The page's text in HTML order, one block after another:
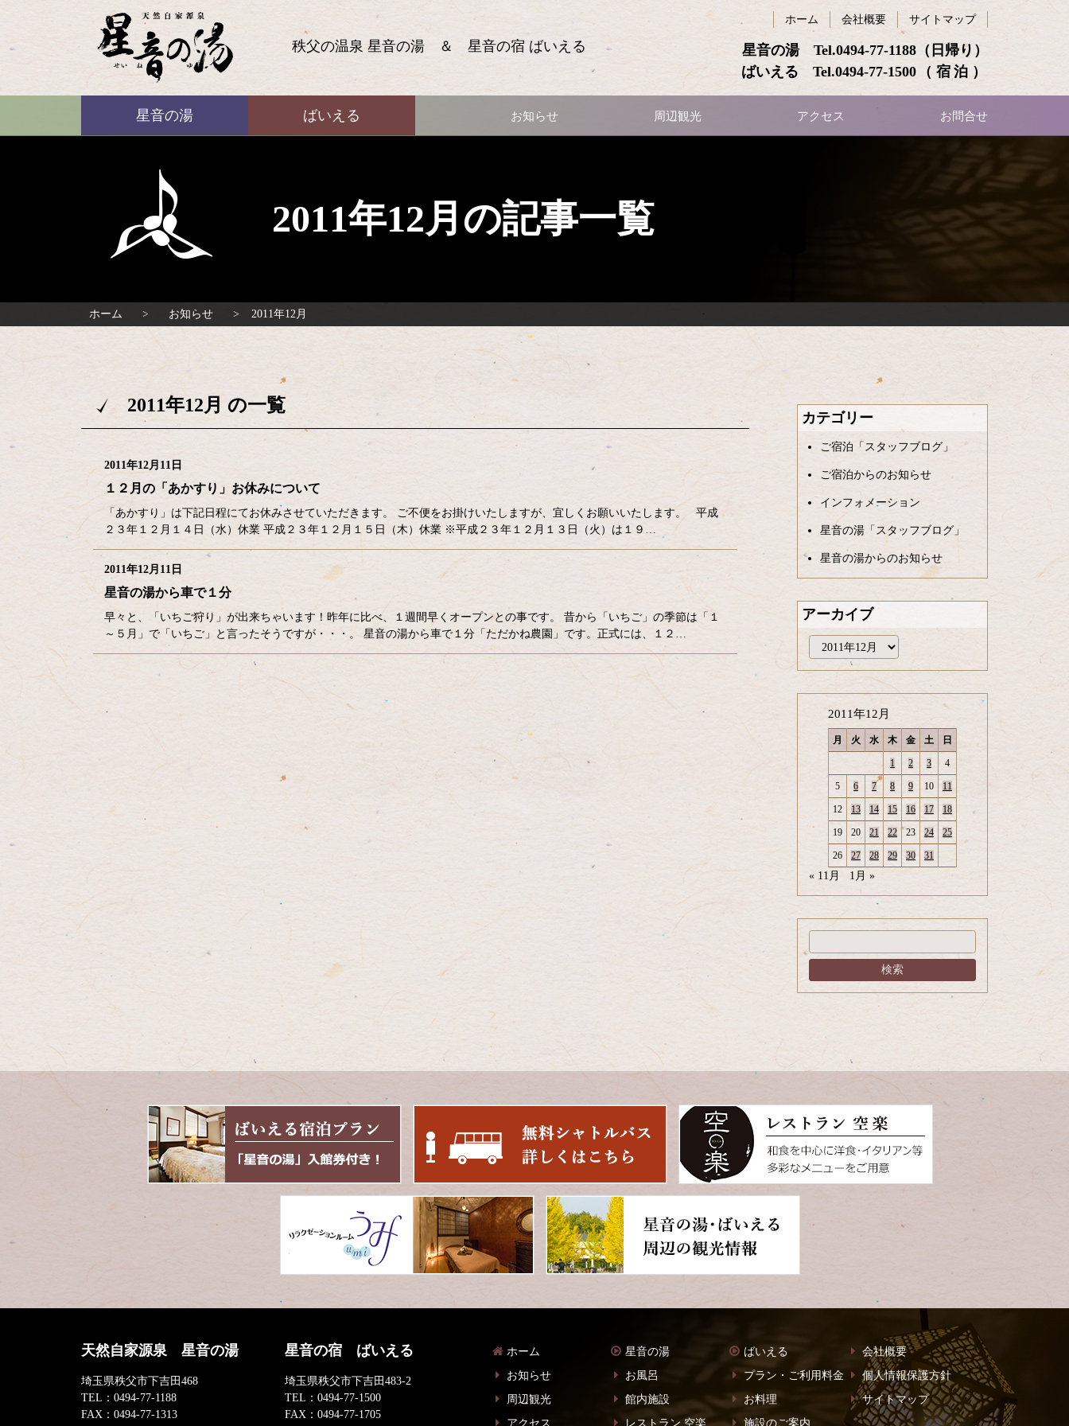
ばいえる
秩父の温泉 星音の湯 ＆ 星音の宿 ばいえる 星音の湯 Tel.0494-77-1188 （日帰り）
ばいえる Tel.0494-77-1500 （宿泊）
ホーム 会社概要 サイトマップ
星音の湯 ばいえる お知らせ 周辺観光 アクセス お問合せ
2011年12月の記事一覧
ホーム お知らせ 2011年12月
カテゴリー
ご宿泊「スタッフブログ」
ご宿泊からのお知らせ
インフォメーション
星音の湯「スタッフブログ」
星音の湯からのお知らせ
アーカイブ
ー
カ
イ
2011年12月
月 火 水 木 金 土 日
1 2 3 4
5 6 7 8 9 10 11
12 13 14 15 16 17 18
19 20 21 22 23 24 25
26 27 28 29 30 31
« 11月 1月 »
2011年12月 の一覧
2011年12月11日
１２月の「あかすり」お休みについて
「あかすり」は下記日程にてお休みさせていただきます。 ご不便をお掛けいたしますが、宜しくお願いいたします。 平成
２３年１２月１４日（水）休業 平成２３年１２月１５日（木）休業 ※平成２３年１２月１３日（火）は１９…
2011年12月11日
星音の湯から車で１分
早々と、「いちご狩り」が出来ちゃいます！昨年に比べ、１週間早くオープンとの事です。 昔から「いちご」の季節は「１
～５月」で「いちご」と言ったそうですが・・・。 星音の湯から車で１分「ただかね農園」です。正式には、１２…
天然自家源泉 星音の湯
埼玉県秩父市下吉田468
TEL： 0494-77-1188
FAX： 0494-77-1313
星音の宿 ばいえる
埼玉県秩父市下吉田483-2
TEL：0494-77-1500
FAX：0494-77-1705
ホーム
お知らせ
周辺観光
アクセス
星音の湯
お風呂
館内施設
レストラン 空楽
ばいえる
プラン・ご利用料金
お料理
施設のご案内
会社概要
個人情報保護方針
サイトマップ